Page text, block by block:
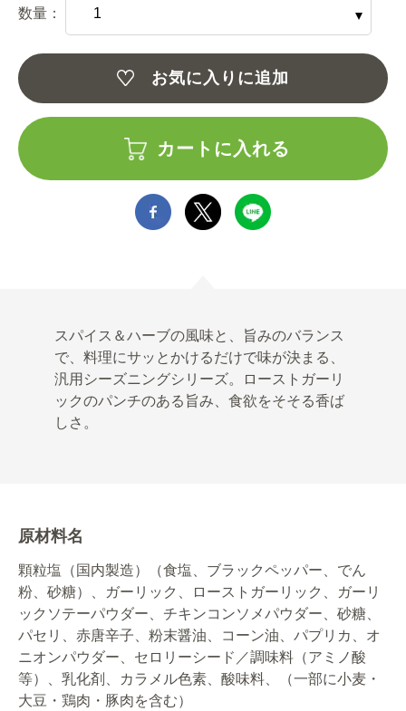
数量：
お気に入りに追加
カートに入れる
スパイス＆ハーブの風味と、旨みのバランス
で、料理にサッとかけるだけで味が決まる、
汎用シーズニングシリーズ。ローストガーリ
ックのパンチのある旨み、食欲をそそる香ば
しさ。
原材料名
顆粒塩（国内製造）（食塩、ブラックペッパー、でん
粉、砂糖）、ガーリック、ローストガーリック、ガーリ
ックソテーパウダー、チキンコンソメパウダー、砂糖、
パセリ、赤唐辛子、粉末醤油、コーン油、パプリカ、オ
ニオンパウダー、セロリーシード／調味料（アミノ酸
等）、乳化剤、カラメル色素、酸味料、（一部に小麦・
大豆・鶏肉・豚肉を含む）